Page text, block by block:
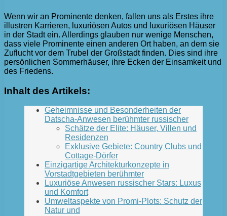
Wenn wir an Prominente denken, fallen uns als Erstes ihre
illustren Karrieren, luxuriösen Autos und luxuriösen Häuser
in der Stadt ein. Allerdings glauben nur wenige Menschen,
dass viele Prominente einen anderen Ort haben, an dem sie
Zuflucht vor dem Trubel der Großstadt finden. Dies sind ihre
persönlichen Sommerhäuser, ihre Ecken der Einsamkeit und
des Friedens.
Inhalt des Artikels:
Geheimnisse und Besonderheiten der
Datscha-Anwesen berühmter russischer
Schätze der Elite: Häuser, Villen und
Residenzen
Exklusive Gebiete: Country Clubs und
Cottage-Dörfer
Einzigartige Architekturkonzepte in
Vorstadtgebieten berühmter
Luxuriöse Anwesen russischer Stars: Luxus
und Komfort
Umweltaspekte von Promi-Plots: Schutz der
Natur und